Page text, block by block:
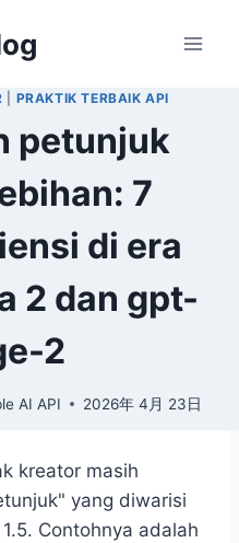
PRAKTIK TERBAIK API
petunjuk
7
di era
2 dan gpt-
2
AI API 2026年 4月 23日
kreator masih
yang diwarisi
Contohnya adalah